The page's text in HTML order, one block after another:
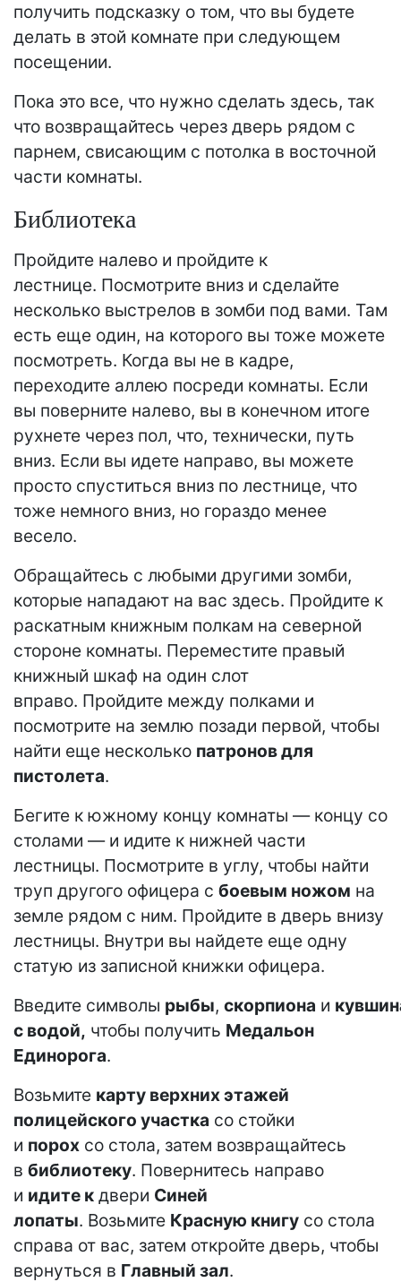
получить подсказку о том, что вы будете
делать в этой комнате при следующем
посещении.
Пока это все, что нужно сделать здесь, так
что возвращайтесь через дверь рядом с
парнем, свисающим с потолка в восточной
части комнаты.
Библиотека
Пройдите налево и пройдите к
лестнице. Посмотрите вниз и сделайте
несколько выстрелов в зомби под вами. Там
есть еще один, на которого вы тоже можете
посмотреть. Когда вы не в кадре,
переходите аллею посреди комнаты. Если
вы поверните налево, вы в конечном итоге
рухнете через пол, что, технически, путь
вниз. Если вы идете направо, вы можете
просто спуститься вниз по лестнице, что
тоже немного вниз, но гораздо менее
весело.
Обращайтесь с любыми другими зомби,
которые нападают на вас здесь. Пройдите к
раскатным книжным полкам на северной
стороне комнаты. Переместите правый
книжный шкаф на один слот
вправо. Пройдите между полками и
посмотрите на землю позади первой, чтобы
найти еще несколько патронов для
пистолета.
Бегите к южному концу комнаты — концу со
столами — и идите к нижней части
лестницы. Посмотрите в углу, чтобы найти
труп другого офицера с боевым ножом на
земле рядом с ним. Пройдите в дверь внизу
лестницы. Внутри вы найдете еще одну
статую из записной книжки офицера.
Введите символы рыбы, скорпиона и
с водой, чтобы получить Медальон
Единорога.
Возьмите карту верхних этажей
полицейского участка со стойки
и порох со стола, затем возвращайтесь
в библиотеку. Повернитесь направо
и идите к двери Синей
лопаты. Возьмите Красную книгу со стола
справа от вас, затем откройте дверь, чтобы
вернуться в Главный зал.